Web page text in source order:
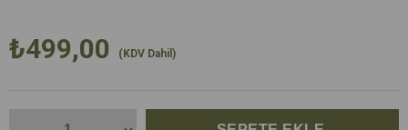
₺499,00 (KDV Dahil)